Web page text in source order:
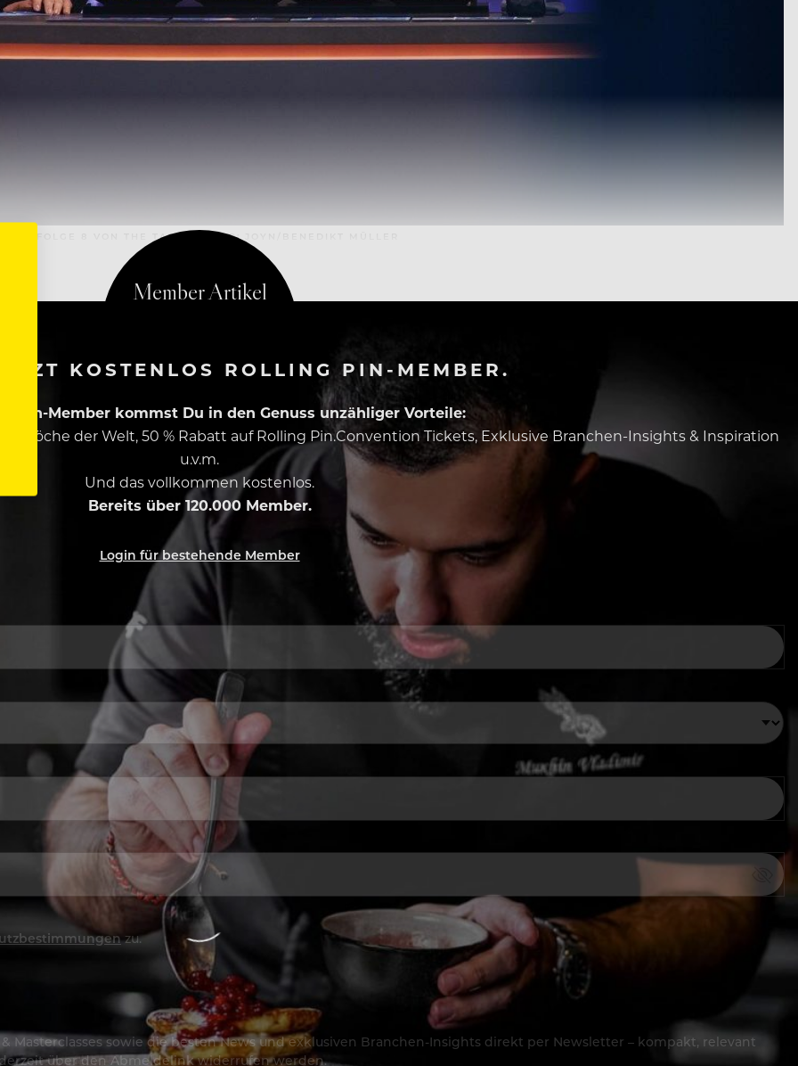
IN FOLGE 8 VON THE TASTE – FOTO: JOYN/BENEDIKT MÜLLER
KOSTENLOS ROLLING PIN-MEMBER.
Pin-Member kommst Du in den Genuss unzähliger Vorteile:
Köche der Welt, 50 % Rabatt auf Rolling Pin.Convention Tickets, Exklusive Branchen-Insights & Inspiration
u.v.m.
Und das vollkommen kostenlos.
Bereits über 120.000 Member.
Login für bestehende Member
zu.
Masterclasses sowie die besten News und exklusiven Branchen-Insights direkt per Newsletter – kompakt, relevant
über den Abmeldelink widerrufen werden.